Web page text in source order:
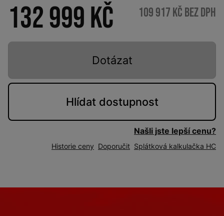
132 999 Kč 109 917 Kč bez DPH
Dotázat
Hlídat dostupnost
Našli jste lepší cenu?
Historie ceny Doporučit Splátková kalkulačka HC